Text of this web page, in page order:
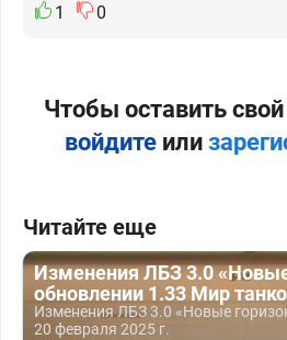
1
0
Чтобы оставить
войдитеили
Читайте еще
Изменения ЛБЗ 3.0
обновлении 1.33 Мир
Изменения ЛБЗ 3.0 «Новые
20 февраля 2025 г.